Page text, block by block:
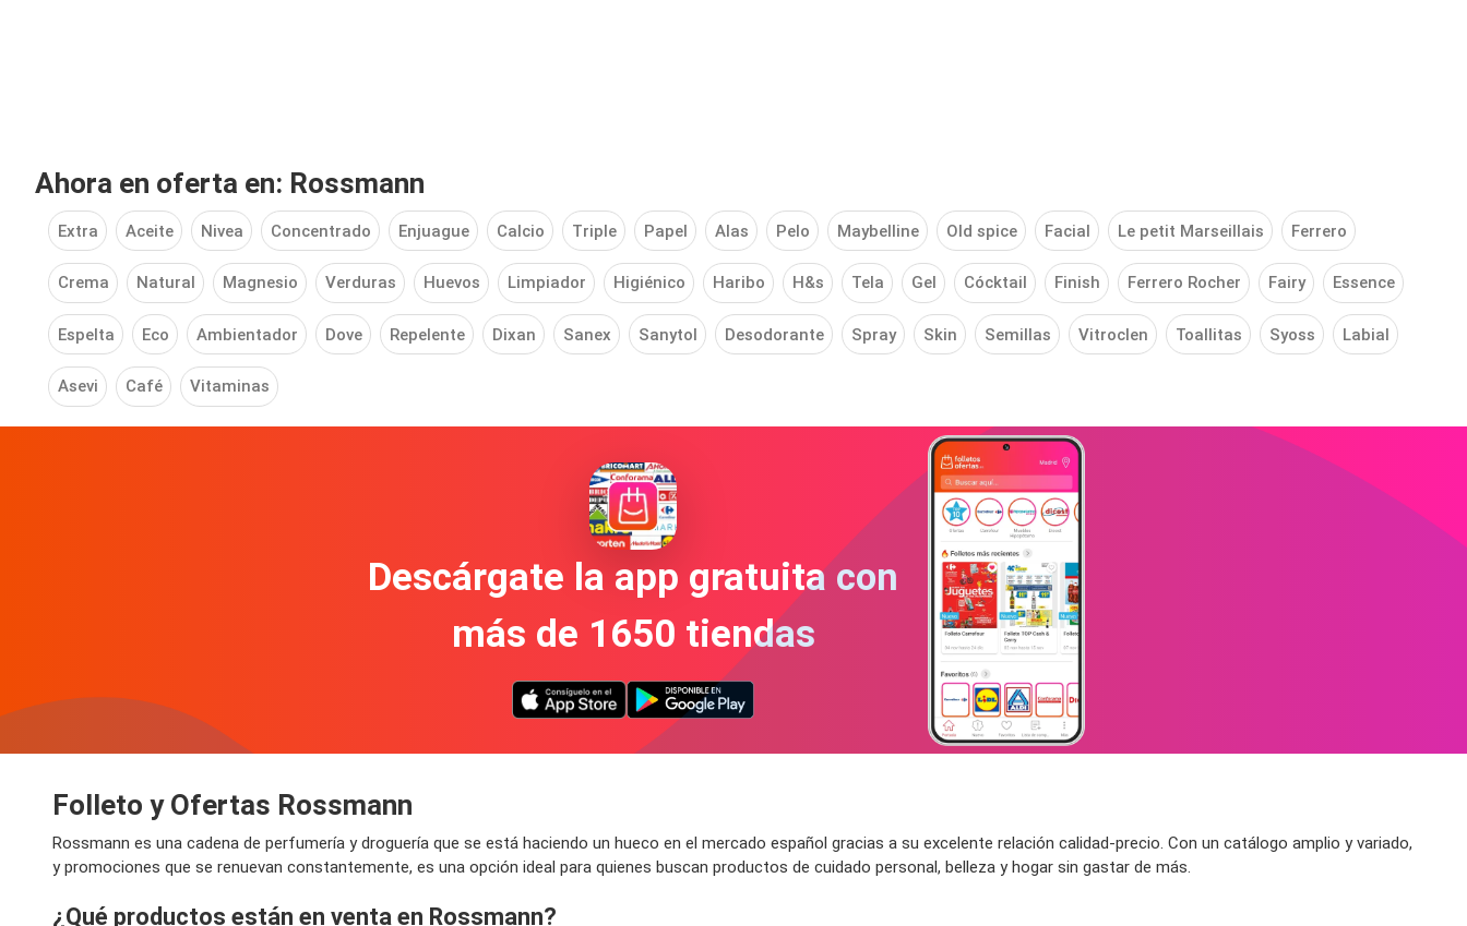
Ahora en oferta en: Rossmann
Extra Aceite Nivea Concentrado Enjuague Calcio Triple Papel Alas Pelo Maybelline Old spice Facial Le petit Marseillais Ferrero
Crema Natural Magnesio Verduras Huevos Limpiador Higiénico Haribo H&s Tela Gel Cócktail Finish Ferrero Rocher Fairy Essence
Espelta Eco Ambientador Dove Repelente Dixan Sanex Sanytol Desodorante Spray Skin Semillas Vitroclen Toallitas Syoss Labial
Asevi Café Vitaminas
Descárgate la app gratuita con
más de 1650 tiendas
Folleto y Ofertas Rossmann
Rossmann es una cadena de perfumería y droguería que se está haciendo un hueco en el mercado español gracias a su excelente relación calidad-precio. Con un catálogo amplio y variado,
y promociones que se renuevan constantemente, es una opción ideal para quienes buscan productos de cuidado personal, belleza y hogar sin gastar de más.
¿Qué productos están en venta en Rossmann?